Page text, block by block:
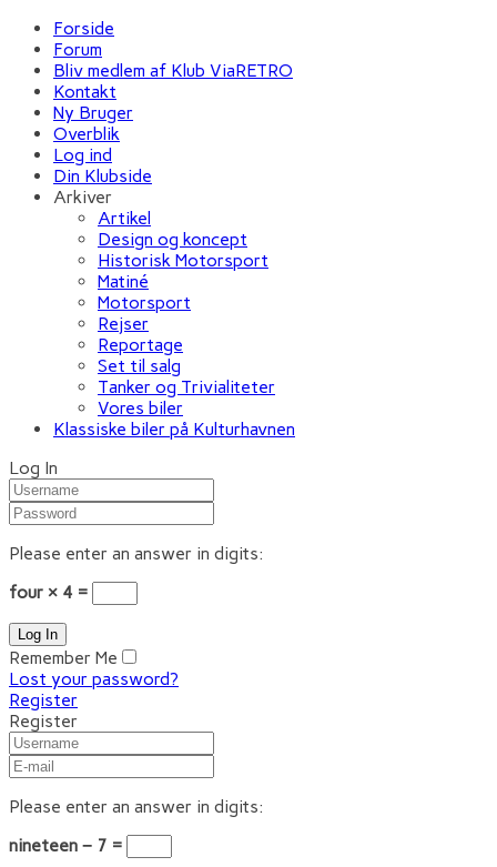
Forside
Forum
Bliv medlem af Klub ViaRETRO
Kontakt
Ny Bruger
Overblik
Log ind
Din Klubside
Arkiver
Artikel
Design og koncept
Historisk Motorsport
Matiné
Motorsport
Rejser
Reportage
Set til salg
Tanker og Trivialiteter
Vores biler
Klassiske biler på Kulturhavnen
Log In
Please enter an answer in digits:
four × 4 =
Remember Me
Lost your password?
Register
Register
Please enter an answer in digits:
nineteen − 7 =